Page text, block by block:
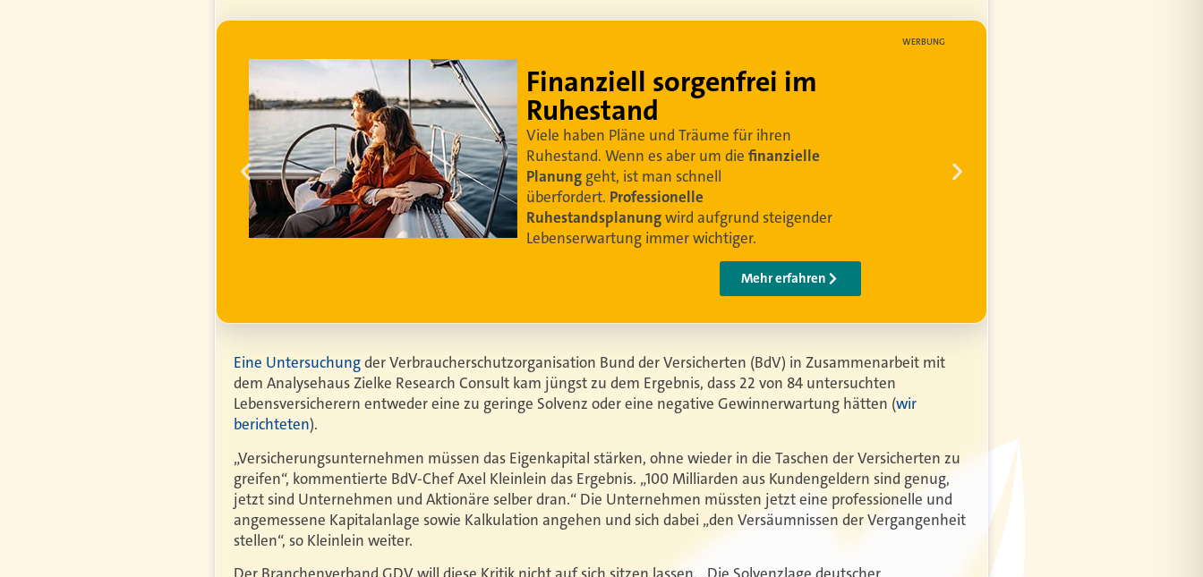
WERBUNG
Lebe dein bestes Leben
Um sorgenfrei in den Ruhestand zu blicken,
braucht es professionelle Ruhestandsplanung
Damit Ihre Kundinnen und Kunden
ihr bestes
Leben leben können
Video anschauen
Eine Untersuchungder Verbraucherschutzorganisation Bund der Versicherten (BdV) in Zusammenarbeit mit
dem Analysehaus Zielke Research Consult kam jüngst zu dem Ergebnis, dass 22 von 84 untersuchten
Lebensversicherern entweder eine zu geringe Solvenz oder eine negative Gewinnerwartung hätten (wir
berichteten).
„Versicherungsunternehmen müssen das Eigenkapital stärken, ohne wieder in die Taschen der Versicherten zu
greifen“, kommentierte BdV-Chef Axel Kleinlein das Ergebnis. „100 Milliarden aus Kundengeldern sind genug,
jetzt sind Unternehmen und Aktionäre selber dran.“ Die Unternehmen müssten jetzt eine professionelle und
angemessene Kapitalanlage sowie Kalkulation angehen und sich dabei „den Versäumnissen der Vergangenheit
stellen“, so Kleinlein weiter.